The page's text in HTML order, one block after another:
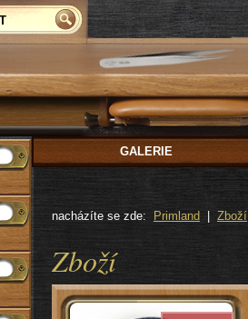
nacházíte se zde: Primland Zboží
Zboží
GALERIE